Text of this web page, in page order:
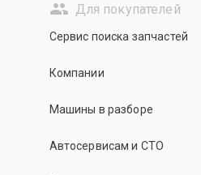
Для покупателей
Сервис поиска запчастей
Компании
Машины в разборе
Автосервисам и СТО